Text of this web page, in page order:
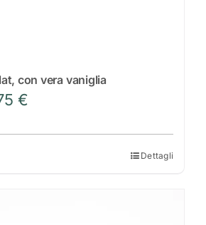
con vera vaniglia
€
prezzo:
Dettagli